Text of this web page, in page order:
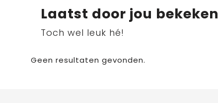
Laatst door jou bekeken
Toch wel leuk hé!
Geen resultaten gevonden.